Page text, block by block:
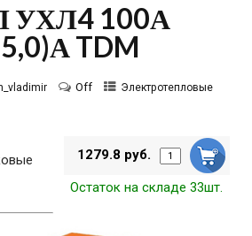
УХЛ4 100А
TDM
Off
Электротепловые
1279.8 руб.
Остаток на складе 33шт.